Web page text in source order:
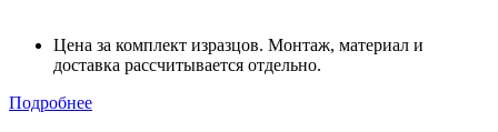
Цена за комплект изразцов. Монтаж, материал и
доставка рассчитывается отдельно.
Подробнее